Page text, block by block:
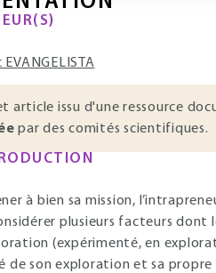
EVANGELISTA
article issu d'une ressource
par des comités scientifiques.
à bien sa mission,
plusieurs facteurs dont
(expérimenté, en
de son exploration et sa propre